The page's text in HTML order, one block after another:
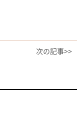
次の記事>>